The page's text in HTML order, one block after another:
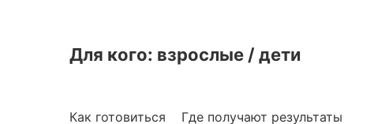
Для кого: взрослые / дети
Как готовиться Где получают результаты